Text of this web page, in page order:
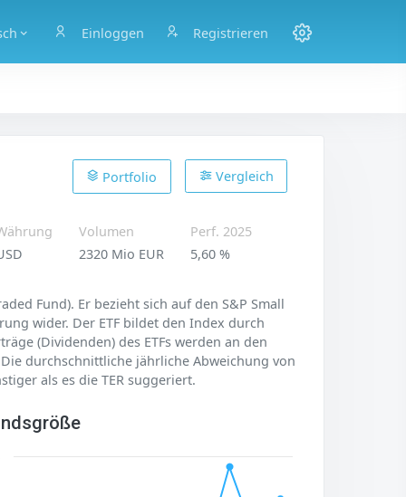
Einloggen Registrieren
Vergleich
Portfolio
Volumen
2320 Mio EUR
Perf. 2025
5,60 %
Fund). Er bezieht sich auf den S&P Small
wider. Der ETF bildet den Index durch
(Dividenden) des ETFs werden an den
durchschnittliche jährliche Abweichung von
als es die TER suggeriert.